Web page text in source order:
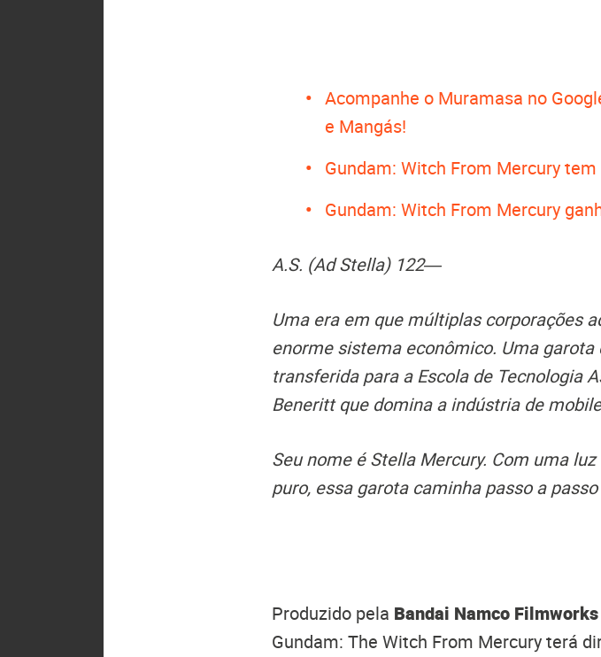
Acompanhe o Muramasa no
e Mangás!
Gundam: Witch From Mercury
Gundam: Witch From Mercury
A.S. (Ad Stella) 122―
Uma era em que múltiplas corporações
enorme sistema econômico. Uma
transferida para a Escola de Tecnologia
Beneritt que domina a indústria de
Seu nome é Stella Mercury. Com uma
puro, essa garota caminha passo a
Produzido pela Bandai Namco Filmworks
Gundam: The Witch From Mercury terá